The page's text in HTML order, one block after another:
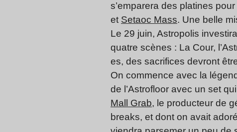
s’emparera des platines
et Setaoc Mass. Une belle
Le 29 juin, Astropolis
quatre scènes : La Cour,
es, des sacrifices devront
On commence avec la
de l’Astrofloor avec un set
Mall Grab, le producteur de
breaks, et dont on avait